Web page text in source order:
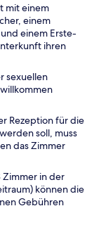
mit einem
einem
einem Erste-
ihren
sexuellen
Rezeption für die
soll, muss
das Zimmer
Zimmer in der
können die
Gebühren